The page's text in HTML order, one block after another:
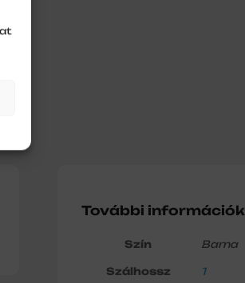
További információk
Szín Barna
Szálhossz 1